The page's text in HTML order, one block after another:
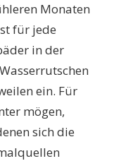
Monaten
für jede
in der
ein. Für
mögen,
sich die